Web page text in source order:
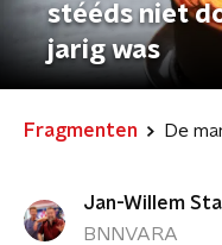
stééds niet
jarig was
Fragmenten
Jan-Willem
BNNVARA